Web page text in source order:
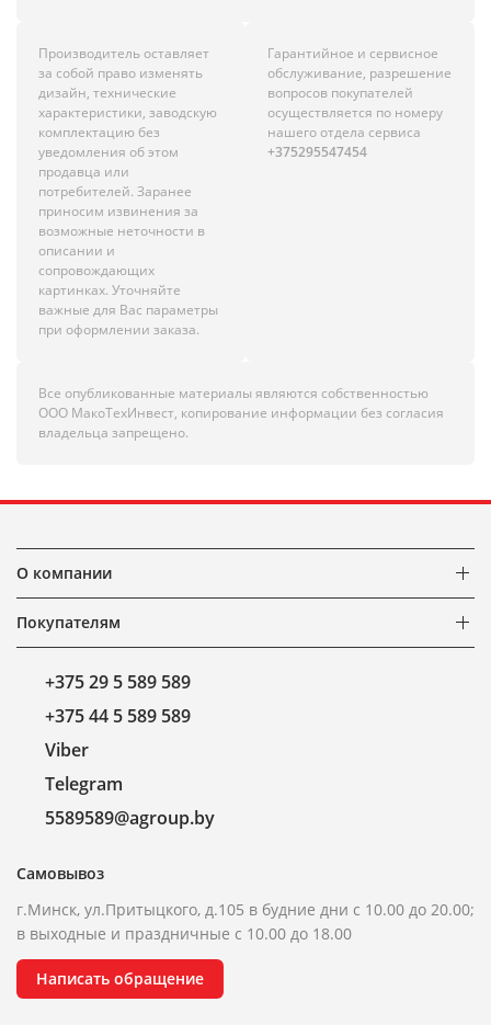
Производитель оставляет
за собой право изменять
дизайн, технические
характеристики, заводскую
комплектацию без
уведомления об этом
продавца или
потребителей. Заранее
приносим извинения за
возможные неточности в
описании и
сопровождающих
картинках. Уточняйте
важные для Вас параметры
при оформлении заказа.
Гарантийное и сервисное
обслуживание, разрешение
вопросов покупателей
осуществляется по номеру
нашего отдела сервиса
+375295547454
Все опубликованные материалы являются собственностью
ООО МакоТехИнвест, копирование информации без согласия
владельца запрещено.
О компании
Покупателям
+375 29 5 589 589
+375 44 5 589 589
Viber
Telegram
5589589@agroup.by
Самовывоз
г.Минск, ул.Притыцкого, д.105 в будние дни с 10.00 до 20.00;
в выходные и праздничные с 10.00 до 18.00
Написать обращение